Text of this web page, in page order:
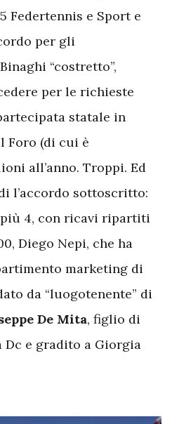
Federtennis e Sport e
per gli
“costretto”,
per le richieste
statale in
Foro (di cui è
all’anno. Troppi. Ed
l’accordo sottoscritto:
4, con ricavi ripartiti
Diego Nepi, che ha
marketing di
da “luogotenente” di
De Mita, figlio di
Dc e gradito a Giorgia